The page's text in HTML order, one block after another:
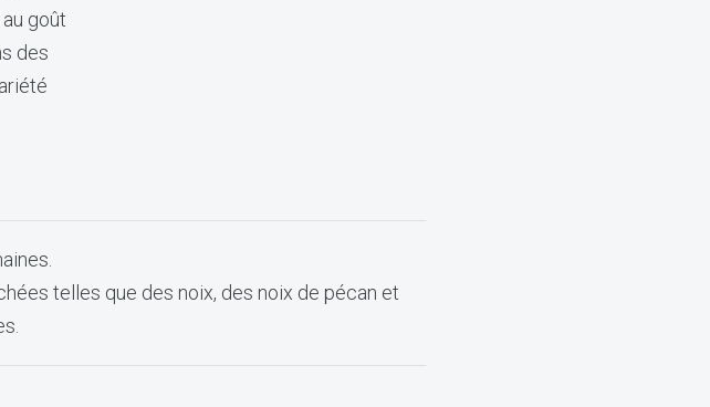
goût
des
telles que des noix, des noix de pécan et